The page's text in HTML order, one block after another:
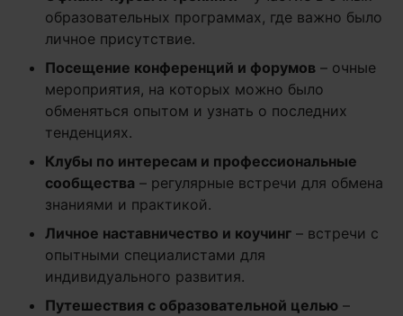
образовательных программах, где важно было
личное присутствие.
Посещение конференций и форумов – очные
мероприятия, на которых можно было
обменяться опытом и узнать о последних
тенденциях.
Клубы по интересам и профессиональные
сообщества – регулярные встречи для обмена
знаниями и практикой.
Личное наставничество и коучинг – встречи с
опытными специалистами для
индивидуального развития.
Путешествия с образовательной целью –